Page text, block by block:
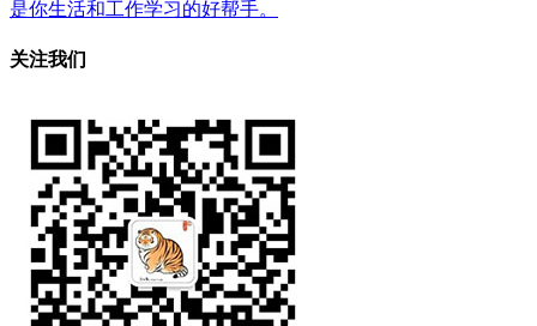
是你生活和工作学习的好帮手。
关注我们